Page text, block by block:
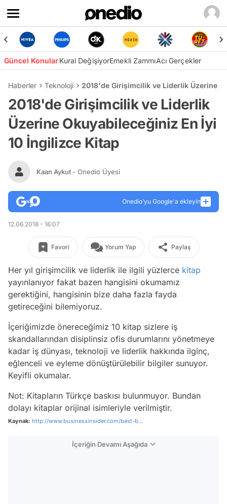
Güncel KonularKural DeğişiyorEmekli ZammıAcı Gerçekler
Haberler Teknoloji 2018'de Girişimcilik ve Liderlik Üzerine
2018'de Girişimcilik ve Liderlik
Üzerine Okuyabileceğiniz En İyi
10 İngilizce Kitap
Kaan Aykut - Onedio Üyesi
Onedio’yu Google'a ekleyin
12.06.2018 - 16:07
Favori Yorum Yap Paylaş
Her yıl girişimcilik ve liderlik ile ilgili yüzlerce kitap
yayınlanıyor fakat bazen hangisini okumamız
gerektiğini, hangisinin bize daha fazla fayda
getireceğini bilemiyoruz.
İçeriğimizde önereceğimiz 10 kitap sizlere iş
skandallarından disiplinsiz ofis durumlarını yönetmeye
kadar iş dünyası, teknoloji ve liderlik hakkında ilginç,
eğlenceli ve eyleme dönüştürülebilir bilgiler sunuyor.
Keyifli okumalar.
Not: Kitapların Türkçe baskısı bulunmuyor. Bundan
dolayı kitaplar orijinal isimleriyle verilmiştir.
Kaynak: http://www.businessinsider.com/best-b...
İçeriğin Devamı Aşağıda